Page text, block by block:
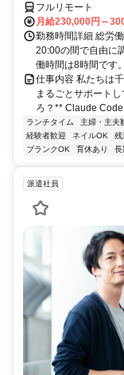
フルリモート
月給230,000円～
勤務時間詳細 総労
20:00の間で自由に
働時間は8時間です
仕事内容 私たちは
まるごとサポート
ろ？** Claude Code
ランチタイム 主婦・主夫
経験者歓迎
ネイルOK 残
ブランクOK
育休あり 長
派遣社員